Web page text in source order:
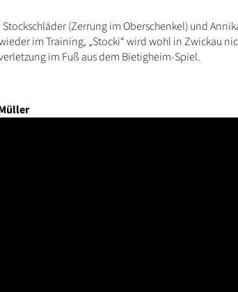
(Zerrung im Oberschenkel) und
im Training, „Stocki“ wird wohl in Zwickau
im Fuß aus dem Bietigheim-Spiel.